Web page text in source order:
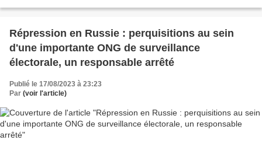
Répression en Russie : perquisitions au sein
d'une importante ONG de surveillance
électorale, un responsable arrêté
Publié le 17/08/2023 à 23:23
Par (voir l'article)